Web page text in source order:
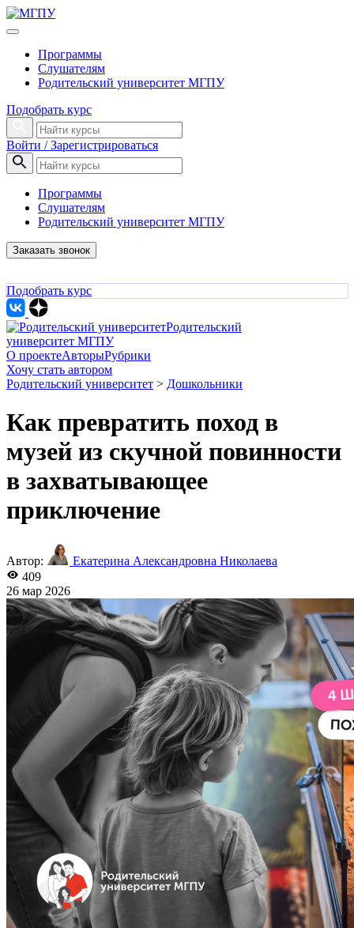
Программы
Слушателям
Родительский университет МГПУ
Подобрать курс
Войти / Зарегистрироваться
Программы
Слушателям
Родительский университет МГПУ
Заказать звонок
Подобрать курс
Родительский
университет МГПУ
О проектеАвторыРубрики
Хочу стать автором
Родительский университет > Дошкольники
Как превратить поход в
музей из скучной повинности
в захватывающее
приключение
Автор:
Екатерина Александровна Николаева
409
26 мар 2026